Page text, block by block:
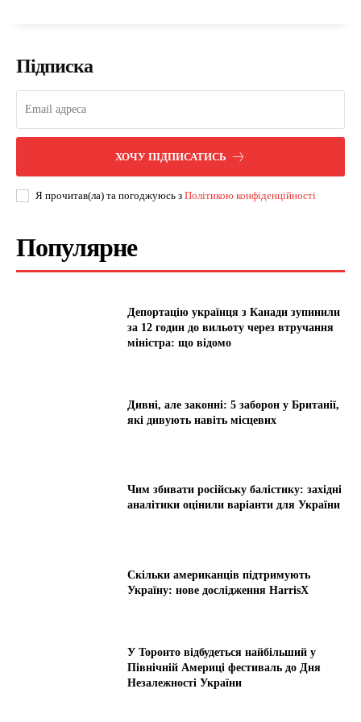
Підписка
ХОЧУ ПІДПИСАТИСЬ
Я прочитав(ла) та погоджуюсь з Політикою конфіденційності
Популярне
Депортацію українця з Канади зупинили
за 12 годин до вильоту через втручання
міністра: що відомо
Дивні, але законні: 5 заборон у Британії,
які дивують навіть місцевих
Чим збивати російську балістику: західні
аналітики оцінили варіанти для України
Скільки американців підтримують
Україну: нове дослідження HarrisX
У Торонто відбудеться найбільший у
Північній Америці фестиваль до Дня
Незалежності України